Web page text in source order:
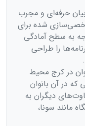
حرفه‌ای و مجرب
شده برای
به سطح آمادگی
را طراحی
در کرج محیط
در آن بانوان
دیگران به
مانند سونا،